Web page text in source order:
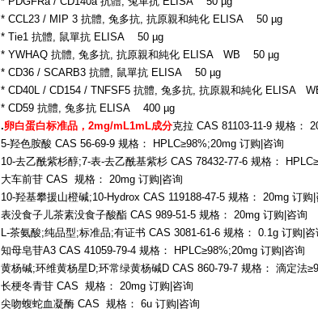
* CCL23 / MIP 3 抗體, 兔多抗, 抗原親和純化 ELISA 50 µg
* Tie1 抗體, 鼠單抗 ELISA 50 µg
* YWHAQ 抗體, 兔多抗, 抗原親和純化 ELISA WB 50 µg
* CD36 / SCARB3 抗體, 鼠單抗 ELISA 50 µg
* CD40L / CD154 / TNFSF5 抗體, 兔多抗, 抗原親和純化 ELISA
* CD59 抗體, 兔多抗 ELISA 400 µg
.卵白蛋白标准品，2mg/mL1mL成分克拉 CAS 81103-11-9 规格：
5-羟色胺酸 CAS 56-69-9 规格： HPLC≥98%;20mg 订购|咨询
10-去乙酰紫杉醇;7-表-去乙酰基紫杉 CAS 78432-77-6 规格：
大车前苷 CAS 规格： 20mg 订购|咨询
10-羟基攀援山橙碱;10-Hydrox CAS 119188-47-5 规格： 20mg 订购|
表没食子儿茶素没食子酸酯 CAS 989-51-5 规格： 20mg 订购|咨询
L-茶氨酸;纯品型;标准品;有证书 CAS 3081-61-6 规格： 0.1g 订购|咨
知母皂苷A3 CAS 41059-79-4 规格： HPLC≥98%;20mg 订购|咨询
黄杨碱;环维黄杨星D;环常绿黄杨碱D CAS 860-79-7 规格： 滴定法
长梗冬青苷 CAS 规格： 20mg 订购|咨询
尖吻蝮蛇血凝酶 CAS 规格： 6u 订购|咨询